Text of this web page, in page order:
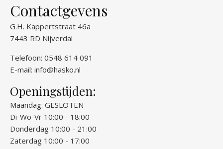
Contactgevens
G.H. Kappertstraat 46a
7443 RD Nijverdal
Telefoon: 0548 614 091
E-mail: info@hasko.nl
Openingstijden:
Maandag: GESLOTEN
Di-Wo-Vr 10:00 - 18:00
Donderdag 10:00 - 21:00
Zaterdag 10:00 - 17:00